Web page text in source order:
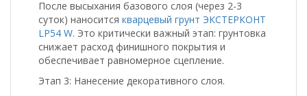
После высыхания базового слоя (через 2-3
суток) наносится кварцевый грунт ЭКСТЕРКОНТ
LP54 W. Это критически важный этап: грунтовка
снижает расход финишного покрытия и
обеспечивает равномерное сцепление.
Этап 3: Нанесение декоративного слоя.